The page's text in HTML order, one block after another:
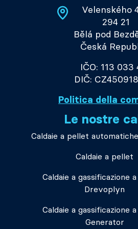
Velenského
294 21
Bělá pod
Česká
IČO: 113 033
DIČ:
Politica della
Le nostre
Caldaie a pellet
Caldaie a pellet
Caldaie a gassificazione
Drevoplyn
Caldaie a gassificazione
Generator